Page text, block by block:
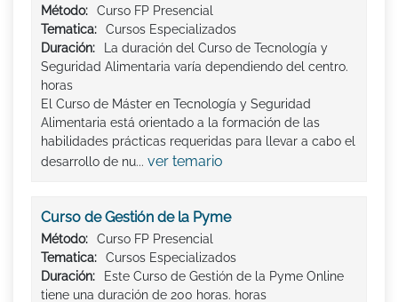
Método:
Curso FP Presencial
Tematica:
Cursos Especializados
Duración:
La duración del Curso de Tecnología y
Seguridad Alimentaria varía dependiendo del centro.
horas
El Curso de Máster en Tecnología y Seguridad
Alimentaria está orientado a la formación de las
habilidades prácticas requeridas para llevar a cabo el
desarrollo de nu... ver temario
Curso de Gestión de la Pyme
Método:
Curso FP Presencial
Tematica:
Cursos Especializados
Duración:
Este Curso de Gestión de la Pyme Online
tiene una duración de 200 horas. horas